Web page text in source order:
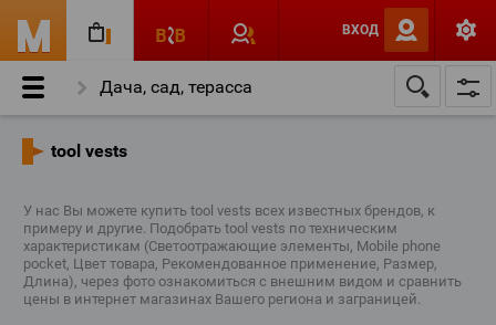
ВХОД
Дача, сад, терасса
tool vests
У нас Вы можете купить tool vests всех известных брендов, к
примеру и другие. Подобрать tool vests по техническим
характеристикам (Светоотражающие элементы, Mobile phone
pocket, Цвет товара, Рекомендованное применение, Размер,
Длина), через фото ознакомиться с внешним видом и сравнить
цены в интернет магазинах Вашего региона и заграницей.